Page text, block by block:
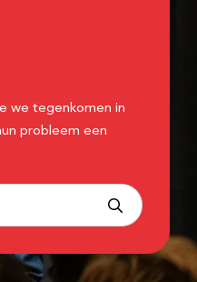
we tegenkomen in
probleem een